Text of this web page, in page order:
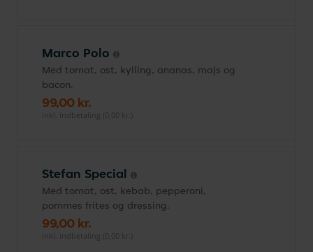
Marco Polo
Med tomat, ost, kylling, ananas, majs og
bacon.
99,00 kr.
inkl. indbetaling (0,00 kr.)
Stefan Special
Med tomat, ost, kebab, pepperoni,
pommes frites og dressing.
99,00 kr.
inkl. indbetaling (0,00 kr.)